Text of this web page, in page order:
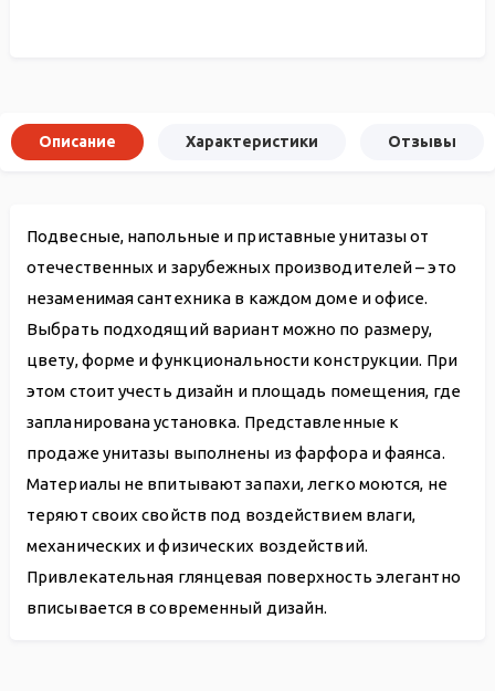
Описание Характеристики Отзывы
Подвесные, напольные и приставные унитазы от
отечественных и зарубежных производителей – это
незаменимая сантехника в каждом доме и офисе.
Выбрать подходящий вариант можно по размеру,
цвету, форме и функциональности конструкции. При
этом стоит учесть дизайн и площадь помещения, где
запланирована установка. Представленные к
продаже унитазы выполнены из фарфора и фаянса.
Материалы не впитывают запахи, легко моются, не
теряют своих свойств под воздействием влаги,
механических и физических воздействий.
Привлекательная глянцевая поверхность элегантно
вписывается в современный дизайн.